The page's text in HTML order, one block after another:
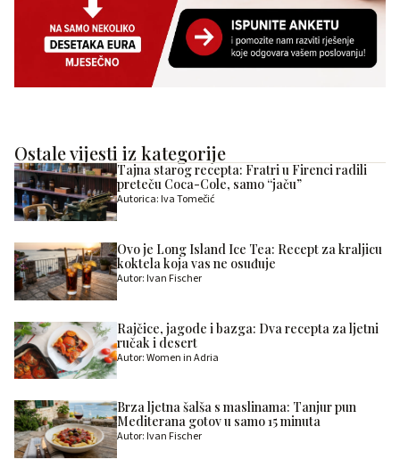
Ostale vijesti iz kategorije
Tajna starog recepta: Fratri u Firenci radili
preteču Coca-Cole, samo “jaču”
Autorica: Iva Tomečić
Ovo je Long Island Ice Tea: Recept za kraljicu
koktela koja vas ne osuđuje
Autor: Ivan Fischer
Rajčice, jagode i bazga: Dva recepta za ljetni
ručak i desert
Autor: Women in Adria
Brza ljetna šalša s maslinama: Tanjur pun
Mediterana gotov u samo 15 minuta
Autor: Ivan Fischer